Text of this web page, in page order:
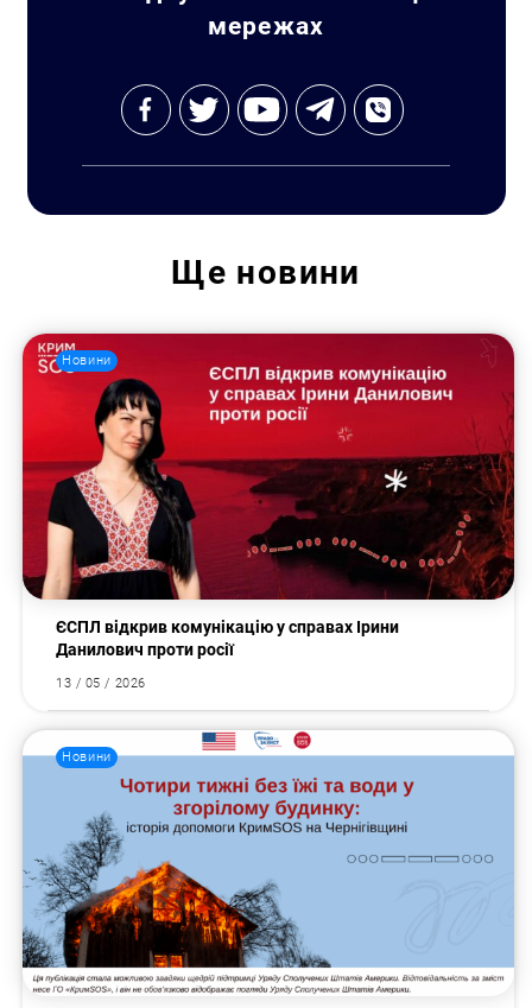
Пошук за запитом:
мережах
Ще новини
Новини
ЄСПЛ відкрив комунікацію у справах Ірини
Данилович проти росії
13 / 05 / 2026
Новини